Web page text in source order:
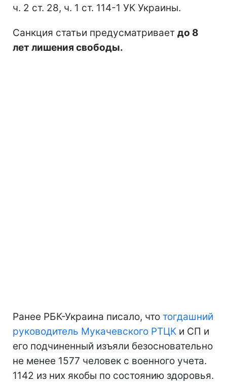
ч. 2 ст. 28, ч. 1 ст. 114-1 УК Украины.
Санкция статьи предусматривает до 8
лет лишения свободы.
Ранее РБК-Украина писало, что тогдашний
руководитель Мукачевского РТЦК и СП и
его подчиненный изъяли безосновательно
не менее 1577 человек с военного учета.
1142 из них якобы по состоянию здоровья.